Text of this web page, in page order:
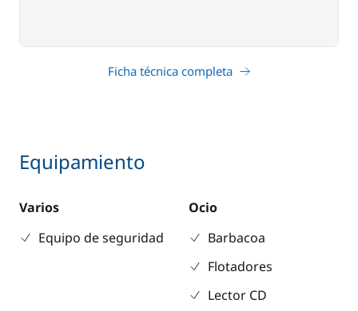
Ficha técnica completa
Equipamiento
Varios
Equipo de seguridad
Ocio
Barbacoa
Flotadores
Lector CD